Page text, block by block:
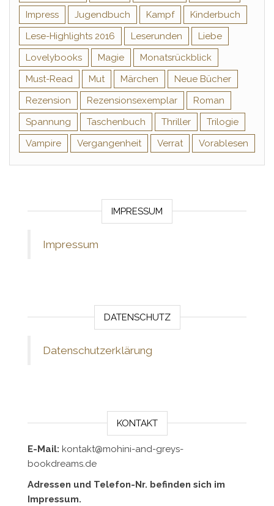
Impress
Jugendbuch Kampf
Kinderbuch
Lese-Highlights 2016
Leserunden
Liebe
Lovelybooks
Magie
Monatsrückblick
Must-Read
Mut Märchen
Neue Bücher
Rezension
Rezensionsexemplar
Roman
Spannung
Taschenbuch Thriller
Trilogie
Vampire
Vergangenheit Verrat Vorablesen
IMPRESSUM
Impressum
DATENSCHUTZ
Datenschutzerklärung
KONTAKT
E-Mail: kontakt@mohini-and-greys-
bookdreams.de
Adressen und Telefon-Nr. befinden sich im
Impressum.